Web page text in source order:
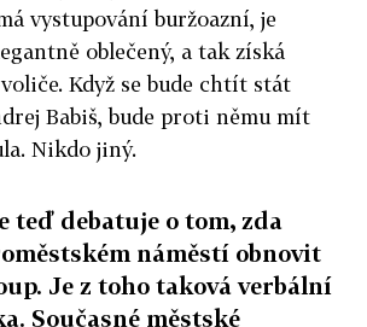
vystupování buržoazní, je
oblečený, a tak získá
Když se bude chtít stát
Babiš, bude proti němu mít
Nikdo jiný.
teď debatuje o tom, zda
náměstí obnovit
Je z toho taková verbální
Současné městské